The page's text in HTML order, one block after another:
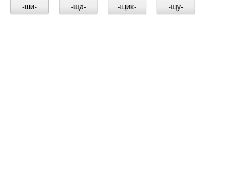
-ши- -ща- -щик- -щу-